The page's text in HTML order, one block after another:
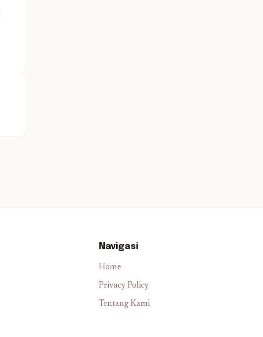
Navigasi
Home
Privacy Policy
Tentang Kami